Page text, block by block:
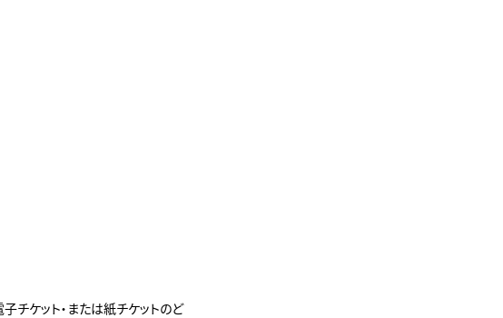
チケット・または紙チケットのど